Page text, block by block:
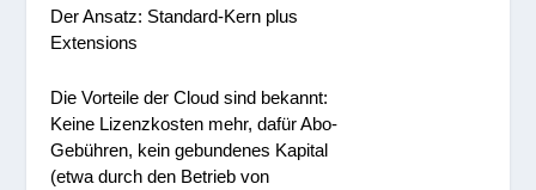
Der Ansatz: Standard-Kern plus
Extensions
Die Vorteile der Cloud sind bekannt:
Keine Lizenzkosten mehr, dafür Abo-
Gebühren, kein gebundenes Kapital
(etwa durch den Betrieb von